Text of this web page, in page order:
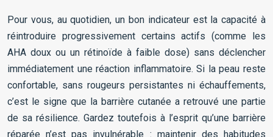
Pour vous, au quotidien, un bon indicateur est la capacité à
réintroduire progressivement certains actifs (comme les
AHA doux ou un rétinoïde à faible dose) sans déclencher
immédiatement une réaction inflammatoire. Si la peau reste
confortable, sans rougeurs persistantes ni échauffements,
c’est le signe que la barrière cutanée a retrouvé une partie
de sa résilience. Gardez toutefois à l’esprit qu’une barrière
réparée n’est pas invulnérable : maintenir des habitudes